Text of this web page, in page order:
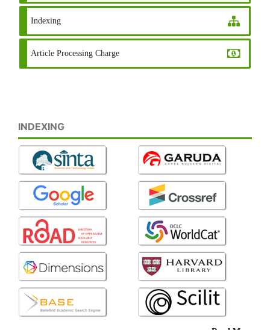
Indexing
Article Processing Charge
INDEXING